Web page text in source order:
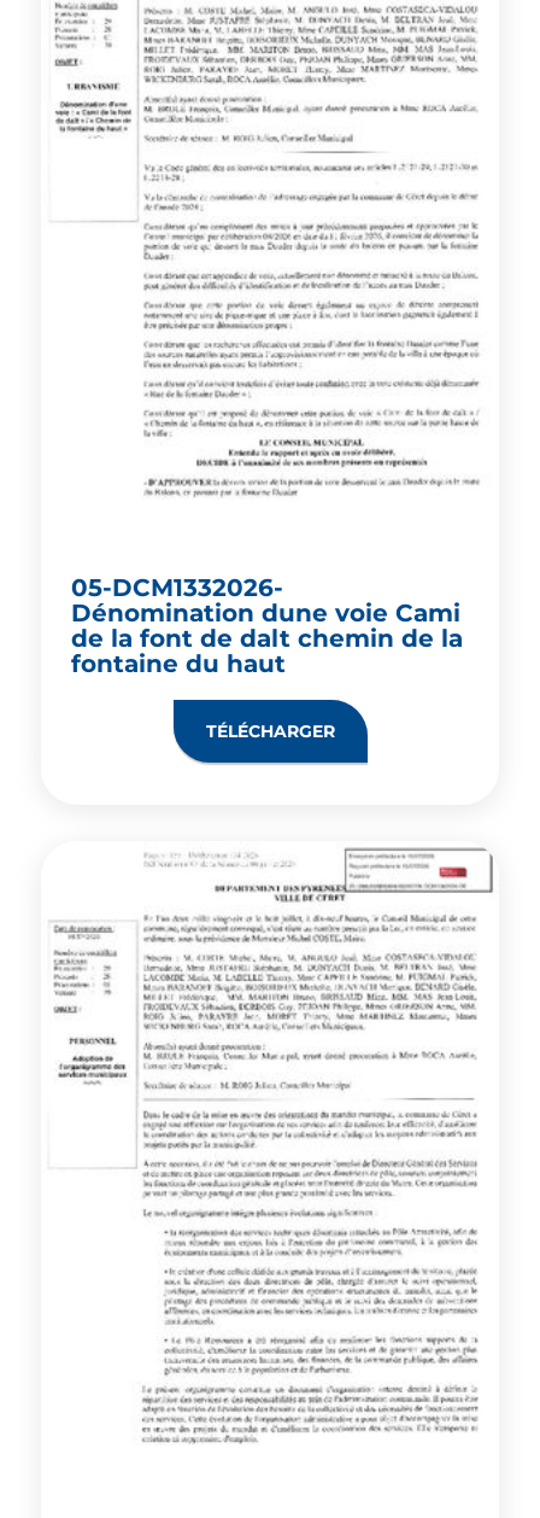
05-DCM1332026-
Dénomination dune voie Cami
de la font de dalt chemin de la
fontaine du haut
TÉLÉCHARGER